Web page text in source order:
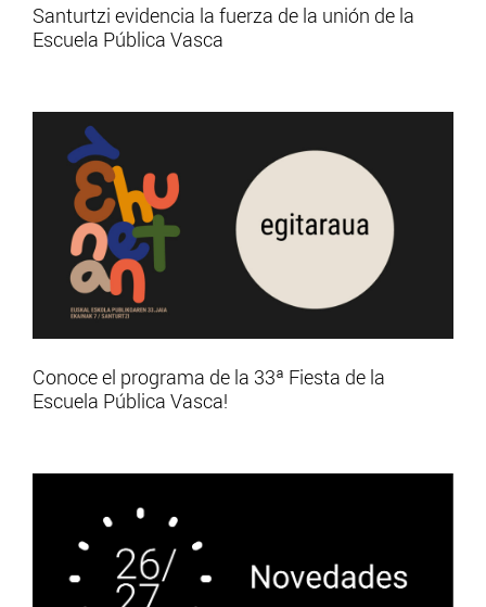
Santurtzi evidencia la fuerza de la unión de la
Escuela Pública Vasca
Conoce el programa de la 33ª Fiesta de la
Escuela Pública Vasca!